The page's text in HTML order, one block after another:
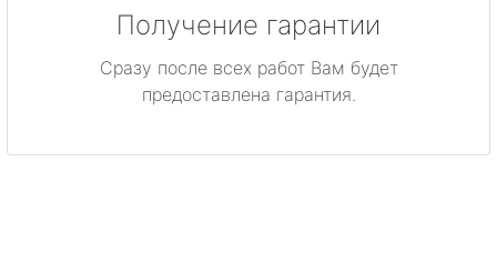
Получение гарантии
Сразу после всех работ Вам будет
предоставлена гарантия.